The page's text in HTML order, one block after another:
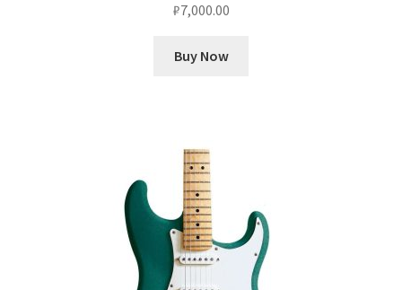
₽7,000.00
Buy Now